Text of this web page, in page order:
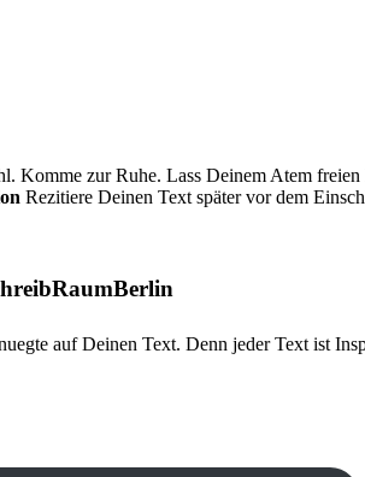
Komme zur Ruhe. Lass Deinem Atem
Rezitiere Deinen Text später vor dem
auf Deinen Text. Denn jeder Text ist